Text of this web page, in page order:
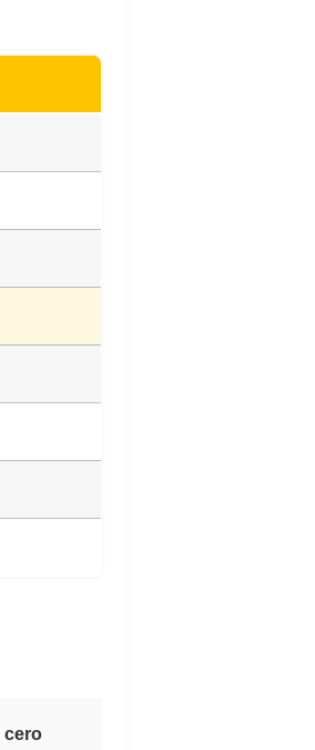
cero